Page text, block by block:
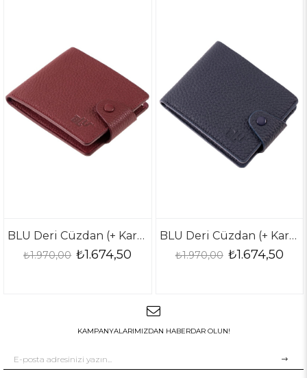
BLU Deri Cüzdan (+ Kartlık )
₺1.674,50
₺1.970,00
BLU Deri Cüzdan (+ Kartlık )
₺1.674,50
₺1.970,00
KAMPANYALARIMIZDAN HABERDAR OLUN!